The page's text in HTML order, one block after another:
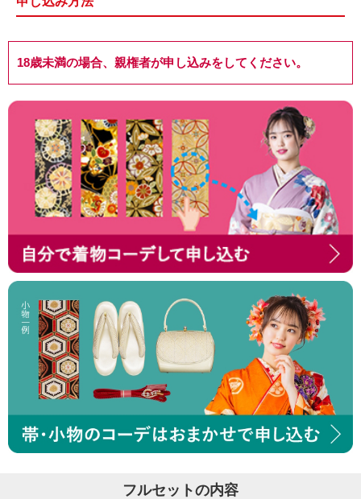
18歳未満の場合、親権者が申し込みをしてください。
フルセットの内容